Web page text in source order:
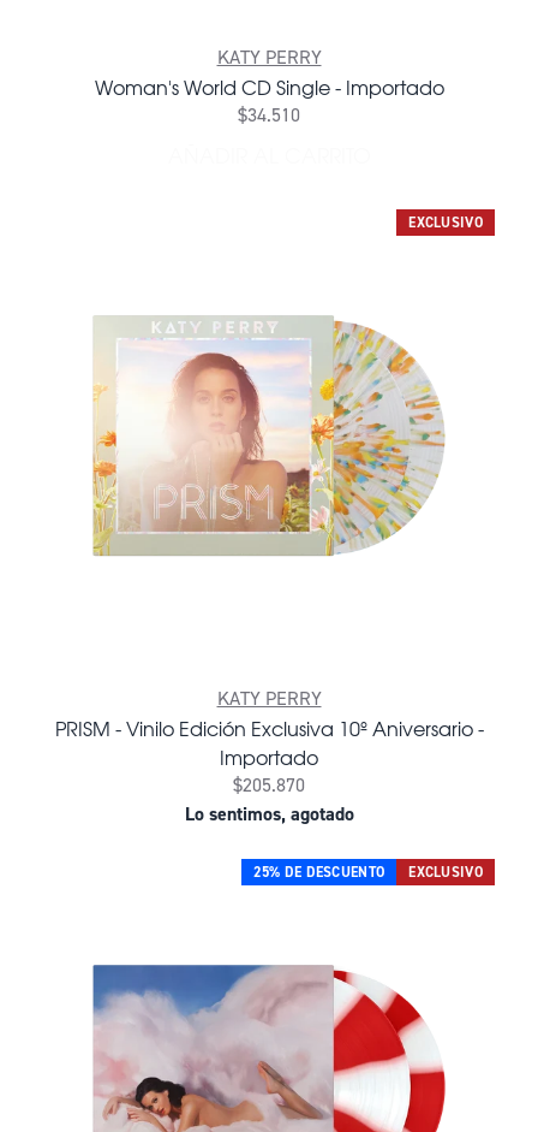
KATY PERRY
Woman's World CD Single - Importado
$34.510
EXCLUSIVO
KATY PERRY
PRISM - Vinilo Edición Exclusiva 10º Aniversario -
Importado
$205.870
Lo sentimos, agotado
25% DE DESCUENTO EXCLUSIVO